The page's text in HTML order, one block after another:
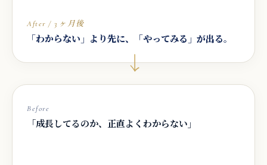
After / 3ヶ月後
「わからない」より先に、「やってみる」が出る。
Before
「成長してるのか、正直よくわからない」
→